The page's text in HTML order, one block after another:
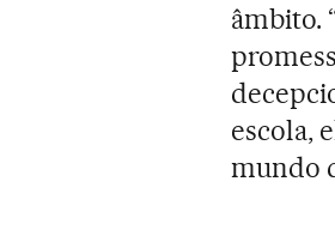
âmbito.
escola,
mundo